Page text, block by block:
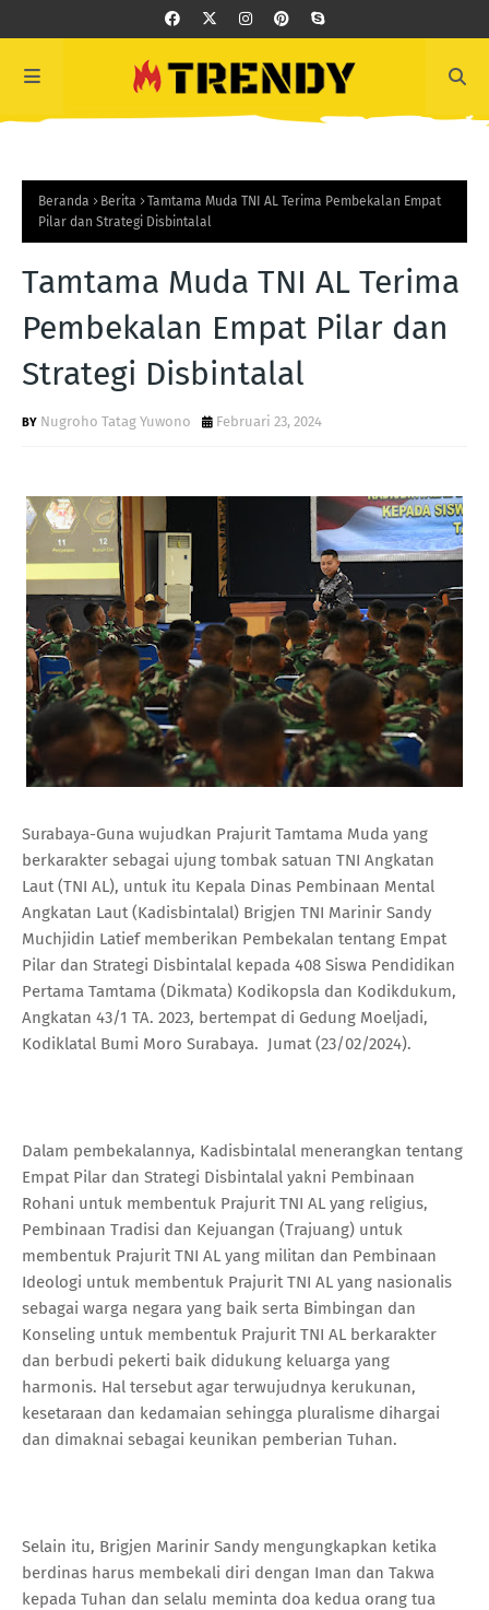
Beranda Berita
Tamtama Muda TNI AL Terima Pembekalan Empat
Pilar dan Strategi Disbintalal
Tamtama Muda TNI AL Terima
Pembekalan Empat Pilar dan
Strategi Disbintalal
Nugroho Tatag Yuwono Februari 23, 2024
Surabaya-Guna wujudkan Prajurit Tamtama Muda yang
berkarakter sebagai ujung tombak satuan TNI Angkatan
Laut (TNI AL), untuk itu Kepala Dinas Pembinaan Mental
Angkatan Laut (Kadisbintalal) Brigjen TNI Marinir Sandy
Muchjidin Latief memberikan Pembekalan tentang Empat
Pilar dan Strategi Disbintalal kepada 408 Siswa Pendidikan
Pertama Tamtama (Dikmata) Kodikopsla dan Kodikdukum,
Angkatan 43/1 TA. 2023, bertempat di Gedung Moeljadi,
Kodiklatal Bumi Moro Surabaya. Jumat (23/02/2024).
Dalam pembekalannya, Kadisbintalal menerangkan tentang
Empat Pilar dan Strategi Disbintalal yakni Pembinaan
Rohani untuk membentuk Prajurit TNI AL yang religius,
Pembinaan Tradisi dan Kejuangan (Trajuang) untuk
membentuk Prajurit TNI AL yang militan dan Pembinaan
Ideologi untuk membentuk Prajurit TNI AL yang nasionalis
sebagai warga negara yang baik serta Bimbingan dan
Konseling untuk membentuk Prajurit TNI AL berkarakter
dan berbudi pekerti baik didukung keluarga yang
harmonis. Hal tersebut agar terwujudnya kerukunan,
kesetaraan dan kedamaian sehingga pluralisme dihargai
dan dimaknai sebagai keunikan pemberian Tuhan.
Selain itu, Brigjen Marinir Sandy mengungkapkan ketika
berdinas harus membekali diri dengan Iman dan Takwa
kepada Tuhan dan selalu meminta doa kedua orang tua